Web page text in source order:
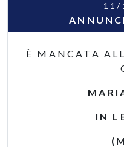
11/
È MANCATA
IN